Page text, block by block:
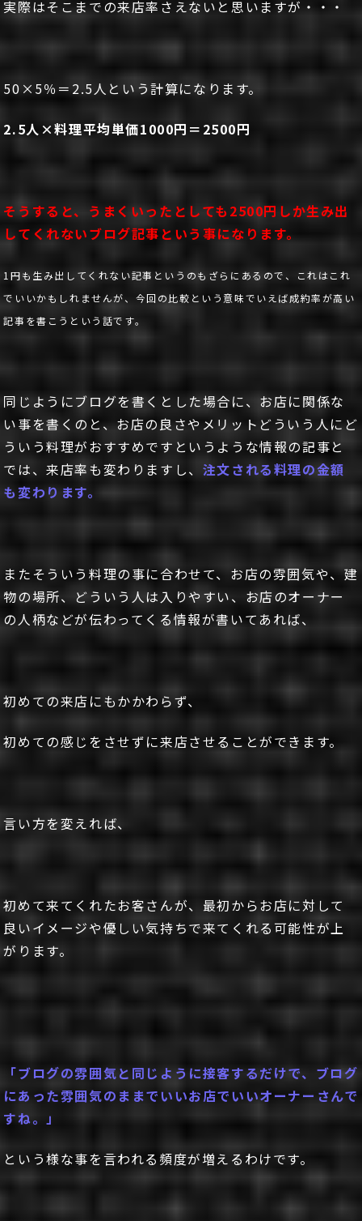
実際はそこまでの来店率さえないと思いますが・・・
50×5％＝2.5人という計算になります。
2.5人×料理平均単価1000円＝2500円
そうすると、うまくいったとしても2500円しか生み出
してくれないブログ記事という事になります。
1円も生み出してくれない記事というのもざらにあるので、これはこれ
でいいかもしれませんが、今回の比較という意味でいえば成約率が高い
記事を書こうという話です。
同じようにブログを書くとした場合に、お店に関係な
い事を書くのと、お店の良さやメリットどういう人にど
ういう料理がおすすめですというような情報の記事と
では、来店率も変わりますし、 注文される料理の金額
も変わります。
またそういう料理の事に合わせて、お店の雰囲気や、建
物の場所、どういう人は入りやすい、お店のオーナー
の人柄などが伝わってくる情報が書いてあれば、
初めての来店にもかかわらず、
初めての感じをさせずに来店させることができます。
言い方を変えれば、
初めて来てくれたお客さんが、最初からお店に対して
良いイメージや優しい気持ちで来てくれる可能性が上
がります。
「ブログの雰囲気と同じように接客するだけで、ブログ
にあった雰囲気のままでいいお店でいいオーナーさんで
すね。」
という様な事を言われる頻度が増えるわけです。